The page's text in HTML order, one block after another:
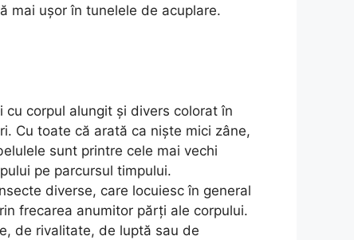
mai ușor în tunelele de acuplare.
corpul alungit și divers colorat în
Cu toate că arată ca niște mici zâne,
sunt printre cele mai vechi
pe parcursul timpului.
diverse, care locuiesc în general
frecarea anumitor părți ale corpului.
de rivalitate, de luptă sau de